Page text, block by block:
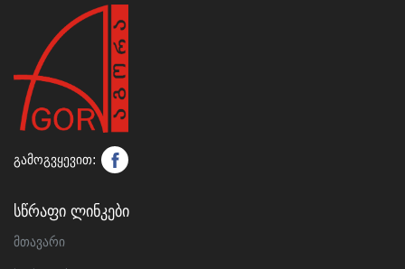
გამოგვყევით:
Სწრაფი Ლინკები
მთავარი